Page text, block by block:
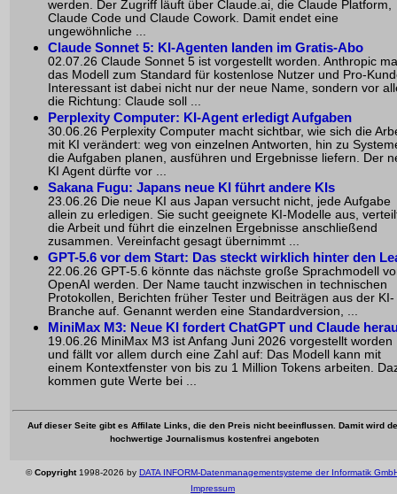
werden. Der Zugriff läuft über Claude.ai, die Claude Platform,
Claude Code und Claude Cowork. Damit endet eine
ungewöhnliche ...
Claude Sonnet 5: KI-Agenten landen im Gratis-Abo
02.07.26 Claude Sonnet 5 ist vorgestellt worden. Anthropic
das Modell zum Standard für kostenlose Nutzer und Pro-
Interessant ist dabei nicht nur der neue Name, sondern vor
die Richtung: Claude soll ...
Perplexity Computer: KI-Agent erledigt Aufgaben
30.06.26 Perplexity Computer macht sichtbar, wie sich die
mit KI verändert: weg von einzelnen Antworten, hin zu
die Aufgaben planen, ausführen und Ergebnisse liefern. Der
KI Agent dürfte vor ...
Sakana Fugu: Japans neue KI führt andere KIs
23.06.26 Die neue KI aus Japan versucht nicht, jede Aufgabe
allein zu erledigen. Sie sucht geeignete KI-Modelle aus,
die Arbeit und führt die einzelnen Ergebnisse anschließend
zusammen. Vereinfacht gesagt übernimmt ...
GPT-5.6 vor dem Start: Das steckt wirklich hinter den
22.06.26 GPT-5.6 könnte das nächste große Sprachmodell
OpenAI werden. Der Name taucht inzwischen in technischen
Protokollen, Berichten früher Tester und Beiträgen aus der KI-
Branche auf. Genannt werden eine Standardversion, ...
MiniMax M3: Neue KI fordert ChatGPT und Claude
19.06.26 MiniMax M3 ist Anfang Juni 2026 vorgestellt worden
und fällt vor allem durch eine Zahl auf: Das Modell kann mit
einem Kontextfenster von bis zu 1 Million Tokens arbeiten.
kommen gute Werte bei ...
Auf dieser Seite gibt es Affilate Links, die den Preis nicht beeinflussen. Damit wird
hochwertige Journalismus kostenfrei angeboten
©Copyright1998-2026 by DATA INFORM-Datenmanagementsysteme der Informatik
Impressum